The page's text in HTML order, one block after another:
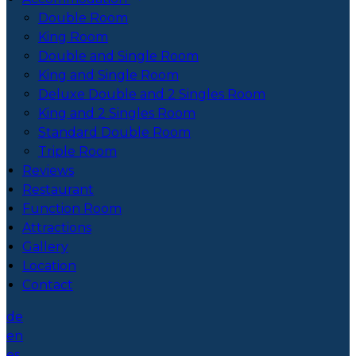
Double Room
King Room
Double and Single Room
King and Single Room
Deluxe Double and 2 Singles Room
King and 2 Singles Room
Standard Double Room
Triple Room
Reviews
Restaurant
Function Room
Attractions
Gallery
Location
Contact
de
en